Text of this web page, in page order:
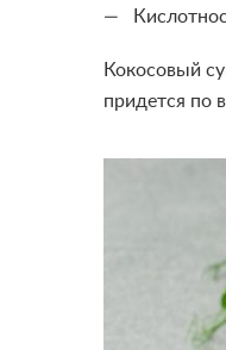
Кокосовый
придется по